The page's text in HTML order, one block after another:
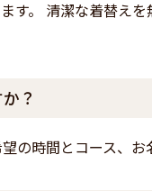
す。 清潔な着替え
？
の時間とコース、お